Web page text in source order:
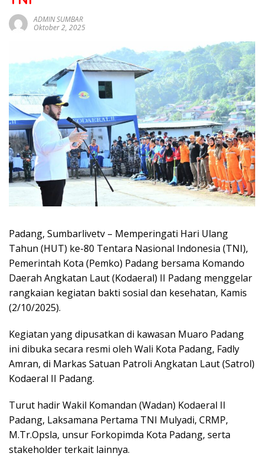
sumbar
tv
live
ADMIN SUMBAR
Oktober 2, 2025
Padang, Sumbarlivetv – Memperingati Hari Ulang
Tahun (HUT) ke-80 Tentara Nasional Indonesia (TNI),
Pemerintah Kota (Pemko) Padang bersama Komando
Daerah Angkatan Laut (Kodaeral) II Padang menggelar
rangkaian kegiatan bakti sosial dan kesehatan, Kamis
(2/10/2025).
Kegiatan yang dipusatkan di kawasan Muaro Padang
ini dibuka secara resmi oleh Wali Kota Padang, Fadly
Amran, di Markas Satuan Patroli Angkatan Laut (Satrol)
Kodaeral II Padang.
Turut hadir Wakil Komandan (Wadan) Kodaeral II
Padang, Laksamana Pertama TNI Mulyadi, CRMP,
M.Tr.Opsla, unsur Forkopimda Kota Padang, serta
stakeholder terkait lainnya.